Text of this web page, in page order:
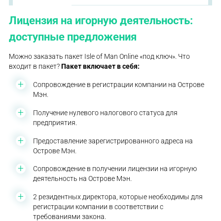
Лицензия на игорную деятельность:
доступные предложения
Можно заказать пакет Isle of Man Online «под ключ». Что
входит в пакет?Пакет включает в себя:
Сопровождение в регистрации компании на Острове
Мэн.
Получение нулевого налогового статуса для
предприятия.
Предоставление зарегистрированного адреса на
Острове Мэн.
Сопровождение в получении лицензии на игорную
деятельность на Острове Мэн.
2 резидентных директора, которые необходимы для
регистрации компании в соответствии с
требованиями закона.